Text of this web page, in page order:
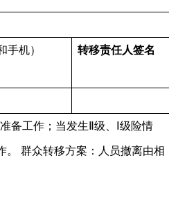
手机） 转移责任人签名
备工作；当发生Ⅱ级、Ⅰ级险情
。 群众转移方案：人员撤离由相